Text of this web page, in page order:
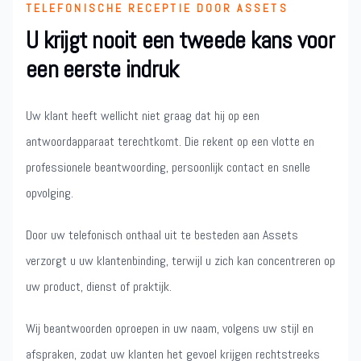
TELEFONISCHE RECEPTIE DOOR ASSETS
U krijgt nooit een tweede kans voor
een eerste indruk
Uw klant heeft wellicht niet graag dat hij op een
antwoordapparaat terechtkomt. Die rekent op een vlotte en
professionele beantwoording, persoonlijk contact en snelle
opvolging.
Door uw telefonisch onthaal uit te besteden aan Assets
verzorgt u uw klantenbinding, terwijl u zich kan concentreren op
uw product, dienst of praktijk.
Wij beantwoorden oproepen in uw naam, volgens uw stijl en
afspraken, zodat uw klanten het gevoel krijgen rechtstreeks